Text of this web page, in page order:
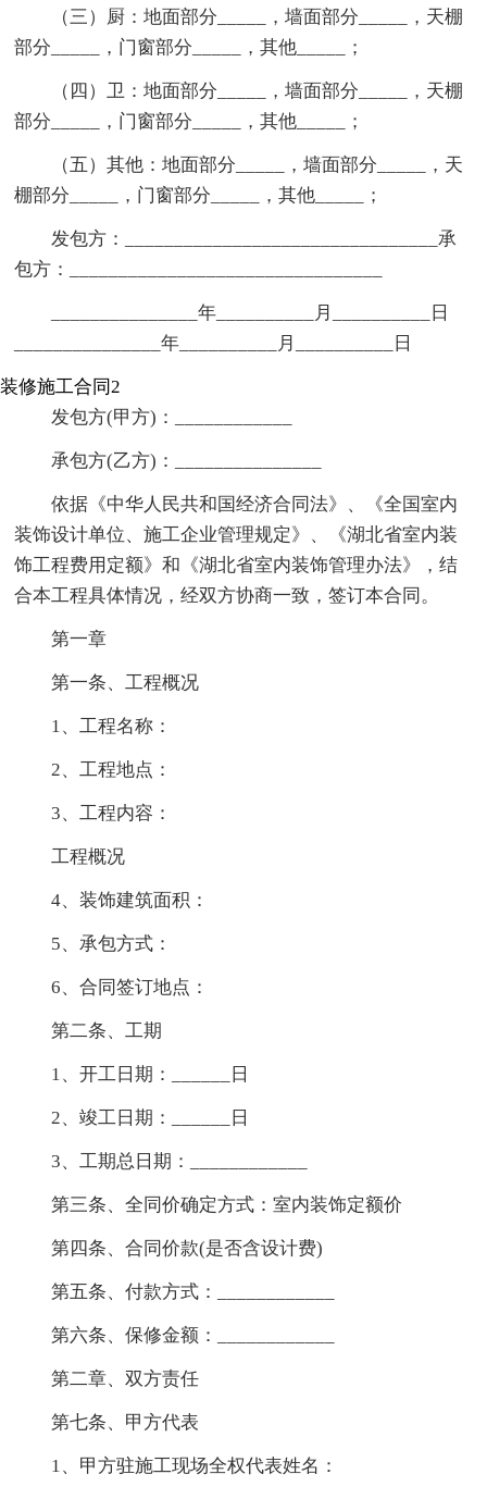
（三）厨：地面部分_____，墙面部分_____，天棚
部分_____，门窗部分_____，其他_____；
（四）卫：地面部分_____，墙面部分_____，天棚
部分_____，门窗部分_____，其他_____；
（五）其他：地面部分_____，墙面部分_____，天
棚部分_____，门窗部分_____，其他_____；
发包方：________________________________承
包方：________________________________
_______________年__________月__________日
_______________年__________月__________日
装修施工合同2
发包方(甲方)：____________
承包方(乙方)：_______________
依据《中华人民共和国经济合同法》、《全国室内
装饰设计单位、施工企业管理规定》、《湖北省室内装
饰工程费用定额》和《湖北省室内装饰管理办法》，结
合本工程具体情况，经双方协商一致，签订本合同。
第一章
第一条、工程概况
1、工程名称：
2、工程地点：
3、工程内容：
工程概况
4、装饰建筑面积：
5、承包方式：
6、合同签订地点：
第二条、工期
1、开工日期：______日
2、竣工日期：______日
3、工期总日期：____________
第三条、全同价确定方式：室内装饰定额价
第四条、合同价款(是否含设计费)
第五条、付款方式：____________
第六条、保修金额：____________
第二章、双方责任
第七条、甲方代表
1、甲方驻施工现场全权代表姓名：